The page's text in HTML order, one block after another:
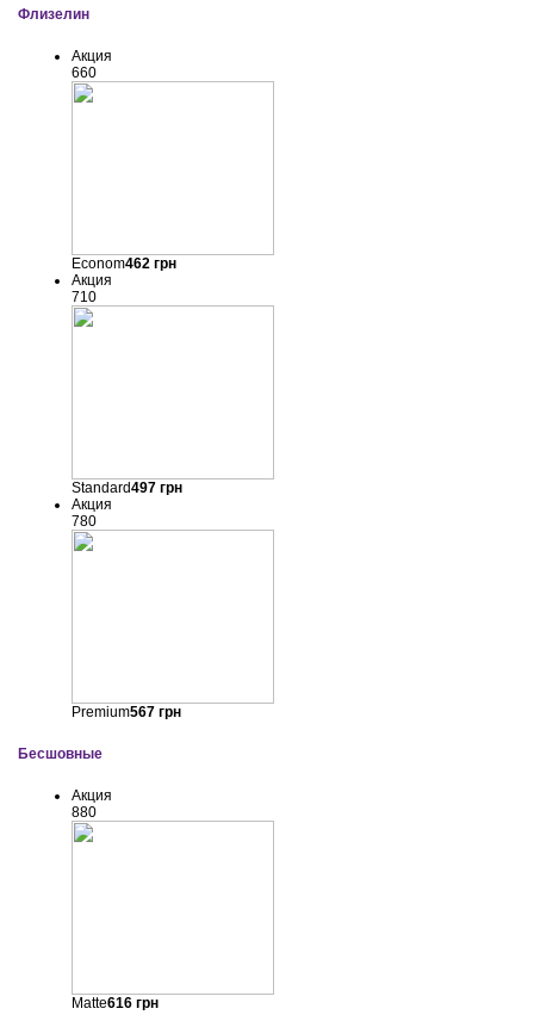
Флизелин
Акция
660
Econom462грн
Акция
710
Standard497грн
Акция
780
Premium567грн
Бесшовные
Акция
880
Matte616грн